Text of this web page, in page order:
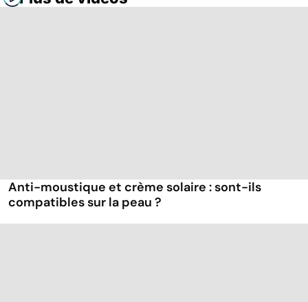
Anti-moustique et crème solaire : sont-ils
compatibles sur la peau ?